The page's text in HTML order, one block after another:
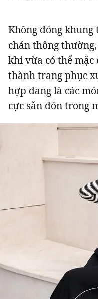
Magazine
Sản phẩm khác
Tiện ích
Đọc Thanh Niên trên
Theo dõi báo trên
Không đóng
chán thông
khi vừa có thể mặc
thành trang phục
hợp đang là các
cực săn đón trong